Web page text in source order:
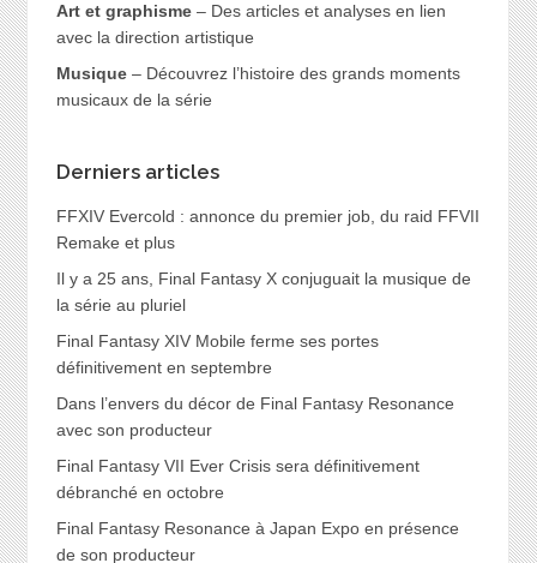
Art et graphisme– Des articles et analyses en lien
avec la direction artistique
Musique– Découvrez l’histoire des grands moments
musicaux de la série
Derniers articles
FFXIV Evercold : annonce du premier job, du raid FFVII
Remake et plus
Il y a 25 ans, Final Fantasy X conjuguait la musique de
la série au pluriel
Final Fantasy XIV Mobile ferme ses portes
définitivement en septembre
Dans l’envers du décor de Final Fantasy Resonance
avec son producteur
Final Fantasy VII Ever Crisis sera définitivement
débranché en octobre
Final Fantasy Resonance à Japan Expo en présence
de son producteur